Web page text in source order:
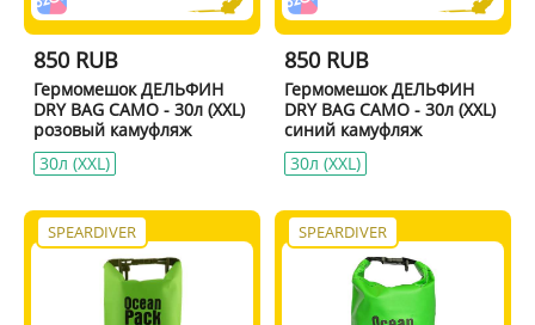
850 RUB
Гермомешок ДЕЛЬФИН
DRY BAG CAMO - 30л (XXL)
розовый камуфляж
30л (XXL)
850 RUB
Гермомешок ДЕЛЬФИН
DRY BAG CAMO - 30л (XXL)
синий камуфляж
30л (XXL)
SPEARDIVER SPEARDIVER